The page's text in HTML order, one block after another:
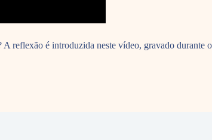
A reflexão é introduzida neste vídeo, gravado